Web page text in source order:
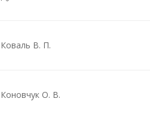
Коваль В. П.
Коновчук О. В.